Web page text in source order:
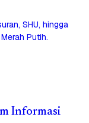
SHU, hingga
Putih.
Informasi